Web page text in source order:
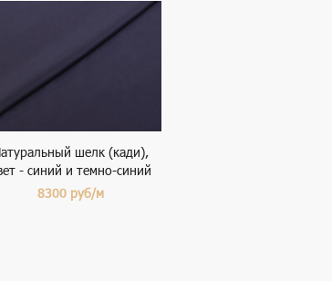
шелк (кади),
- синий и темно-синий
8300 руб/м